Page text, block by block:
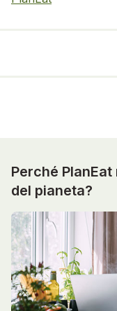
Perché
del pianeta?